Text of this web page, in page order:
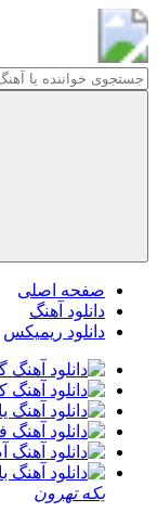
مای موزیک
صفحه اصلی
دانلود آهنگ
دانلود ریمیکس
یکه تهرون